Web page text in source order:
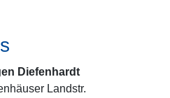
Diefenhardt
Landstr.